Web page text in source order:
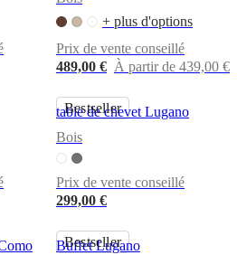
+ plus d'options
Prix de vente conseillé
489,00 € À partir de 439,00 €
Bestseller
table de chevet Lugano
Bois
Prix de vente conseillé
299,00 €
Bestseller
Buffet Lugano